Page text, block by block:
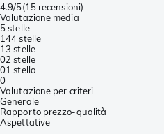
4.9/5(15 recensioni)
Valutazione media
5 stelle
144 stelle
13 stelle
02 stelle
01 stella
0
Valutazione per criteri
Generale
Rapporto prezzo-qualità
Aspettative